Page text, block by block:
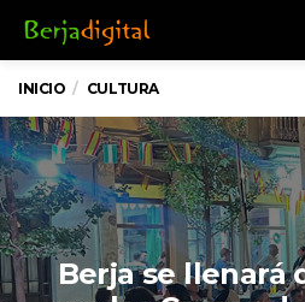
INICIO CULTURA
Berja se llenará